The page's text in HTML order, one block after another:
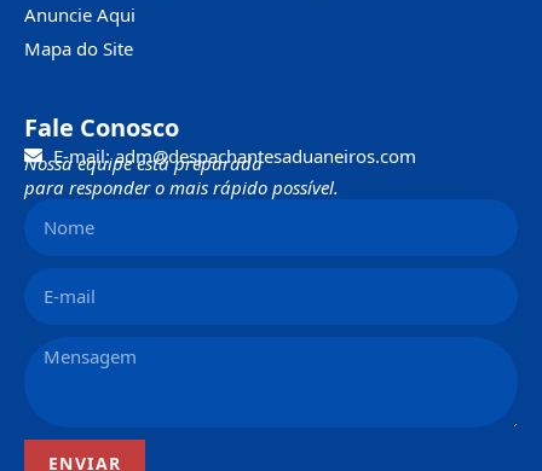
Anuncie Aqui
Mapa do Site
Fale Conosco
E-mail: adm@despachantesaduaneiros.com
Nossa equipe está preparada
para responder o mais rápido possível.
ENVIAR